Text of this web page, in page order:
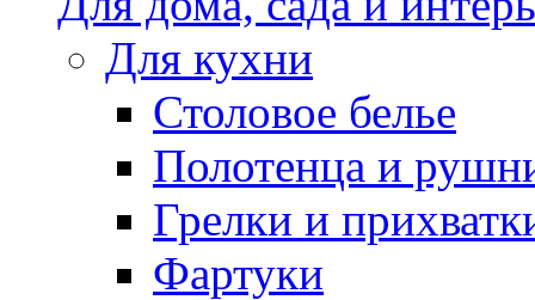
Для кухни
Столовое белье
Полотенца и
Грелки и
Фартуки